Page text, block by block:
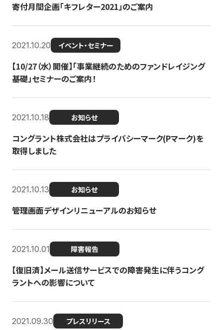
寄付月間企画「キフレター2021」のご案内
2021.10.20 イベント・セミナー
【10/27（水）開催】「事業継続のためのファンドレイジング
基礎」セミナーのご案内！
2021.10.18 お知らせ
コングラント株式会社はプライバシーマーク(Pマーク)を
取得しました
2021.10.13 お知らせ
管理画面デザインリニューアルのお知らせ
2021.10.01 障害報告
【復旧済】メール送信サービスでの障害発生に伴うコング
ラントへの影響について
2021.09.30 プレスリリース